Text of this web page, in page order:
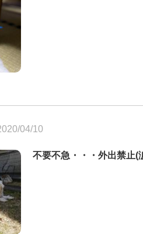
04/10
不要不急・・・外出禁止(